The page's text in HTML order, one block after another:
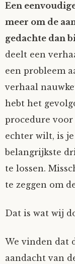
Een
meer om de
gedachte dan
deelt een
een probleem
verhaal
hebt het
procedure voor
echter wilt, is
belangrijkste
te lossen.
te zeggen om
Dat is wat wij
We vinden dat
aandacht van